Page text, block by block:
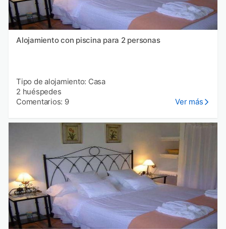
Alojamiento con piscina para 2 personas
Tipo de alojamiento: Casa
2 huéspedes
Comentarios: 9
Ver más